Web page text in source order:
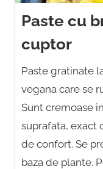
Paste cu
cuptor
Paste gratinate
vegana care se
Sunt cremoase
suprafata, exact
de confort. Se
baza de plante.